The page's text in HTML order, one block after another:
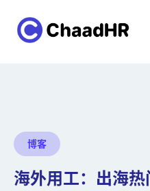
博客
海外用工：出海